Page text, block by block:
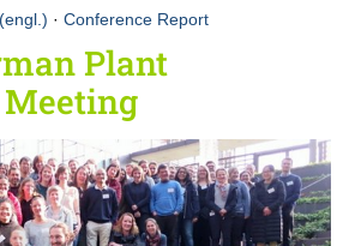
· Conference Report
Plant